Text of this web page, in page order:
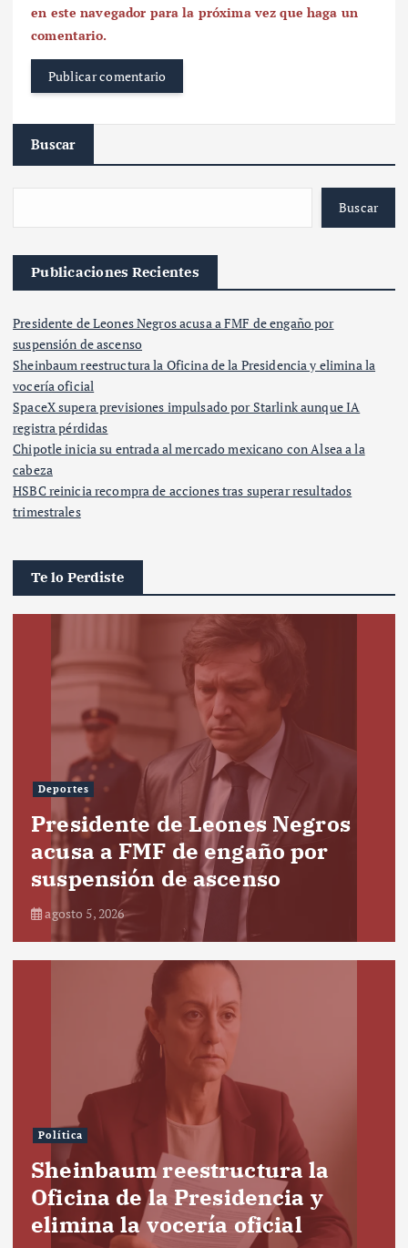
en este navegador para la próxima vez que haga un
comentario.
Buscar
Buscar
Publicaciones Recientes
Presidente de Leones Negros acusa a FMF de engaño por
suspensión de ascenso
Sheinbaum reestructura la Oficina de la Presidencia y elimina la
vocería oficial
SpaceX supera previsiones impulsado por Starlink aunque IA
registra pérdidas
Chipotle inicia su entrada al mercado mexicano con Alsea a la
cabeza
HSBC reinicia recompra de acciones tras superar resultados
trimestrales
Te lo Perdiste
Deportes
Presidente de Leones Negros
acusa a FMF de engaño por
suspensión de ascenso
agosto 5, 2026
Política
Sheinbaum reestructura la
Oficina de la Presidencia y
elimina la vocería oficial